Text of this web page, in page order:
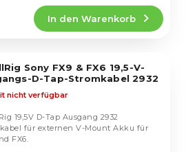
In den Warenkorb
Sony FX9 & FX6 19,5-V-
D-Tap-Stromkabel 2932
nicht verfügbar
19,5V D-Tap Ausgang 2932
für externen V-Mount Akku für
FX6.